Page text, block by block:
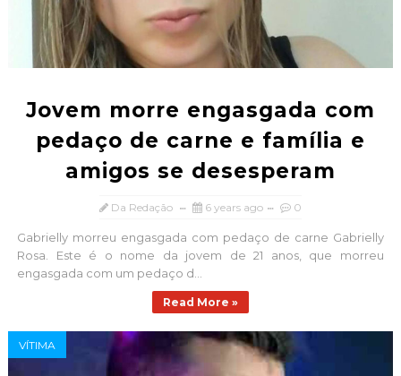
Jovem morre engasgada com
pedaço de carne e família e
amigos se desesperam
Da Redação 6 years ago 0
Gabrielly morreu engasgada com pedaço de carne Gabrielly
Rosa. Este é o nome da jovem de 21 anos, que morreu
engasgada com um pedaço d...
Read More »
VÍTIMA